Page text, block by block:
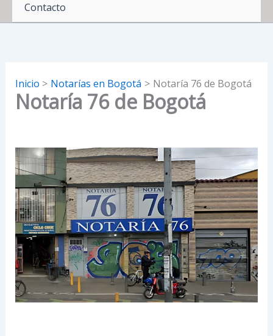
Contacto
Inicio Notarías en Bogotá Notaría 76 de Bogotá
Notaría 76 de Bogotá